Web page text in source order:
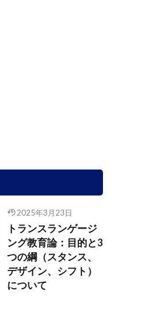
2025年3月23日
トランスランゲージ
ング教育論：目的と3
つの綱（スタンス、
デザイン、シフト）
について